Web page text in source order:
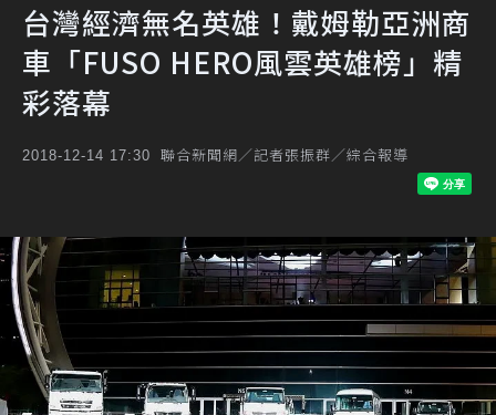
台灣經濟無名英雄！戴姆勒亞洲商
車「FUSO HERO風雲英雄榜」精
彩落幕
2018-12-14 17:30 聯合新聞網／記者張振群／綜合報導